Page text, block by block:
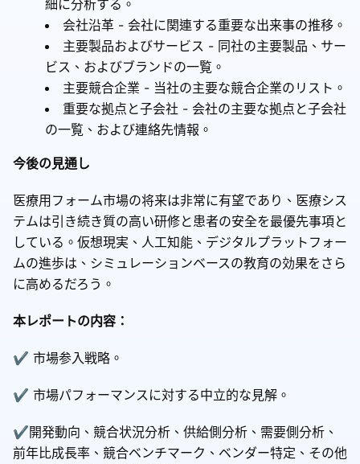
細に分析する。
会社沿革 - 会社に関連する重要な出来事の推移。
主要製品およびサービス - 同社の主要製品、サー
ビス、およびブランドの一覧。
主要競合企業 - 当社の主要な競合企業のリスト。
重要な拠点と子会社 - 会社の主要な拠点と子会社
の一覧、および連絡先情報。
今後の見通し
医療用フォーム市場の将来は非常に有望であり、医療シス
テムは引き続き質の高い研修と患者の安全を最優先事項と
している。仮想現実、人工知能、デジタルプラットフォー
ムの進歩は、シミュレーションベースの教育の効果をさら
に高めるだろう。
本レポートの内容：
✔ 市場参入戦略。
✔ 市場パフォーマンスに対する中立的な見解。
✔開発動向、競合状況分析、供給側分析、需要側分析、
前年比成長率、競合ベンチマーク、ベンダー特定、その他